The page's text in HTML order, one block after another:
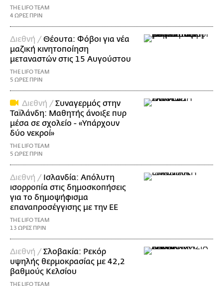
THE LIFO TEAM
4 ΩΡΕΣ ΠΡΙΝ
Διεθνή /Θέουτα: Φόβοι για νέα
μαζική κινητοποίηση
μεταναστών στις 15 Αυγούστου
THE LIFO TEAM
5 ΩΡΕΣ ΠΡΙΝ
Διεθνή /Συναγερμός στην
Ταϊλάνδη: Μαθητής άνοιξε πυρ
μέσα σε σχολείο - «Υπάρχουν
δύο νεκροί»
THE LIFO TEAM
5 ΩΡΕΣ ΠΡΙΝ
Διεθνή / Ισλανδία: Απόλυτη
ισορροπία στις δημοσκοπήσεις
για το δημοψήφισμα
επαναπροσέγγισης με την ΕΕ
THE LIFO TEAM
13 ΩΡΕΣ ΠΡΙΝ
Διεθνή /Σλοβακία: Ρεκόρ
υψηλής θερμοκρασίας με 42,2
βαθμούς Κελσίου
THE LIFO TEAM